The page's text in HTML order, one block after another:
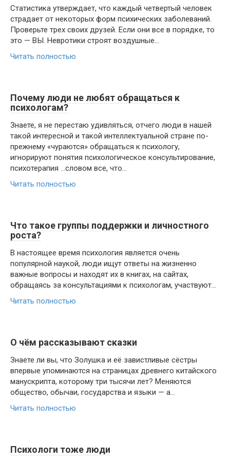
Статистика утверждает, что каждый четвертый человек
страдает от некоторых форм психических заболеваний.
Проверьте трех своих друзей. Если они все в порядке, то
это — ВЫ. Невротики строят воздушные...
Читать полностью
Почему люди не любят обращаться к
психологам?
Знаете, я не перестаю удивляться, отчего люди в нашей
такой интересной и такой интеллектуальной стране по-
прежнему «чураются» обращаться к психологу,
игнорируют понятия психологическое консультирование,
психотерапия …словом все, что...
Читать полностью
Что такое группы поддержки и личностного
роста?
В настоящее время психология является очень
популярной наукой, люди ищут ответы на жизненно
важные вопросы и находят их в книгах, на сайтах,
обращаясь за консультациями к психологам, участвуют...
Читать полностью
О чём рассказывают сказки
Знаете ли вы, что Золушка и её завистливые сёстры
впервые упоминаются на страницах древнего китайского
манускрипта, которому три тысячи лет? Меняются
общество, обычаи, государства и языки — а...
Читать полностью
Психологи тоже люди